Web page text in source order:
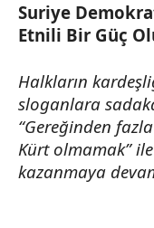
Suriye
Etnili Bir Güç
Halkların
sloganlara
“Gereğinden
Kürt olmamak”
kazanmaya